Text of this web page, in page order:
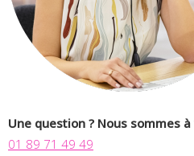
Une question ? Nous sommes
01 89 71 49 49